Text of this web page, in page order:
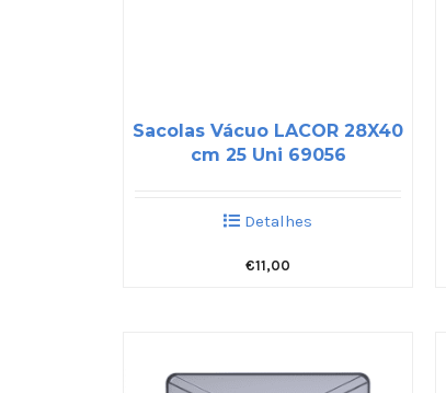
Sacolas Vácuo LACOR 28X40
cm 25 Uni 69056
Detalhes
€11,00